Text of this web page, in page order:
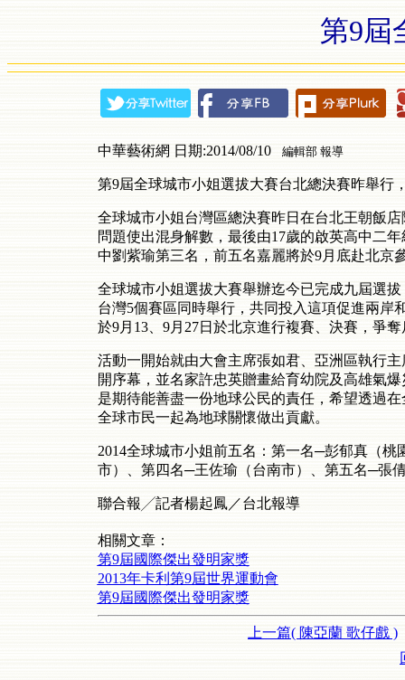
第9屆
中華藝術網 日期:2014/08/10 編輯部 報導
第9屆全球城市小姐選拔大賽台北總決賽昨舉行
全球城市小姐台灣區總決賽昨日在台北王朝飯
問題使出混身解數，最後由17歲的啟英高中二
中劉紫瑜第三名，前五名嘉麗將於9月底赴北京
全球城市小姐選拔大賽舉辦迄今已完成九屆選
台灣5個賽區同時舉行，共同投入這項促進兩岸
於9月13、9月27日於北京進行複賽、決賽，爭奪
活動一開始就由大會主席張如君、亞洲區執行
開序幕，並名家許忠英贈畫給育幼院及高雄氣
是期待能善盡一份地球公民的責任，希望透過
全球市民一起為地球關懷做出貢獻。
2014全球城市小姐前五名：第一名─彭郁真（
市）、第四名─王佐瑜（台南市）、第五名─張
聯合報╱記者楊起鳳／台北報導
相關文章：
第9屆國際傑出發明家獎
2013年卡利第9屆世界運動會
第9屆國際傑出發明家獎
上一篇( 陳亞蘭 歌仔戲 )